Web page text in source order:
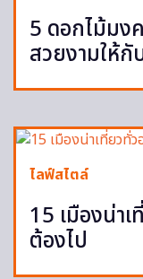
5 ดอกไม้มง
สวยงามให้กั
ไลฟ์สไตล์
15 เมืองน่า
ต้องไป